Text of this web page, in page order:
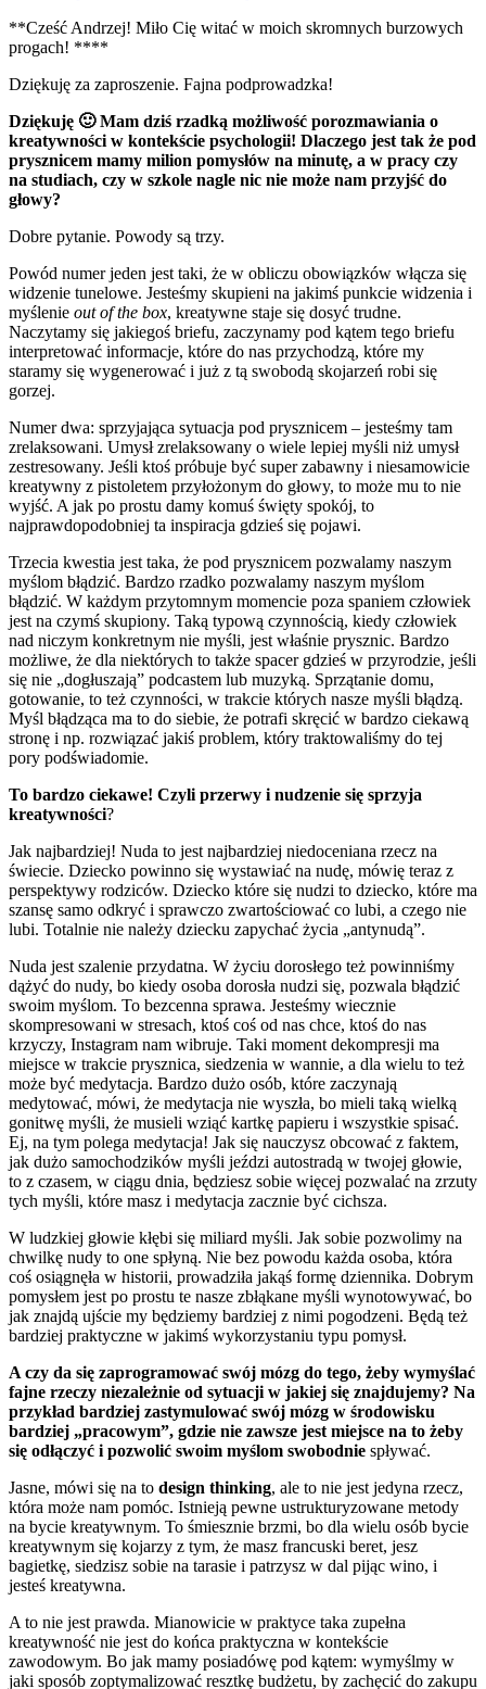
**Cześć Andrzej! Miło Cię witać w moich skromnych burzowych
progach! ****
Dziękuję za zaproszenie. Fajna podprowadzka!
Dziękuję 🙂 Mam dziś rzadką możliwość porozmawiania o
kreatywności w kontekście psychologii! Dlaczego jest tak że pod
prysznicem mamy milion pomysłów na minutę, a w pracy czy
na studiach, czy w szkole nagle nic nie może nam przyjść do
głowy?
Dobre pytanie. Powody są trzy.
Powód numer jeden jest taki, że w obliczu obowiązków włącza się
widzenie tunelowe. Jesteśmy skupieni na jakimś punkcie widzenia i
myślenie out of the box, kreatywne staje się dosyć trudne.
Naczytamy się jakiegoś briefu, zaczynamy pod kątem tego briefu
interpretować informacje, które do nas przychodzą, które my
staramy się wygenerować i już z tą swobodą skojarzeń robi się
gorzej.
Numer dwa: sprzyjająca sytuacja pod prysznicem – jesteśmy tam
zrelaksowani. Umysł zrelaksowany o wiele lepiej myśli niż umysł
zestresowany. Jeśli ktoś próbuje być super zabawny i niesamowicie
kreatywny z pistoletem przyłożonym do głowy, to może mu to nie
wyjść. A jak po prostu damy komuś święty spokój, to
najprawdopodobniej ta inspiracja gdzieś się pojawi.
Trzecia kwestia jest taka, że pod prysznicem pozwalamy naszym
myślom błądzić. Bardzo rzadko pozwalamy naszym myślom
błądzić. W każdym przytomnym momencie poza spaniem człowiek
jest na czymś skupiony. Taką typową czynnością, kiedy człowiek
nad niczym konkretnym nie myśli, jest właśnie prysznic. Bardzo
możliwe, że dla niektórych to także spacer gdzieś w przyrodzie, jeśli
się nie „dogłuszają” podcastem lub muzyką. Sprzątanie domu,
gotowanie, to też czynności, w trakcie których nasze myśli błądzą.
Myśl błądząca ma to do siebie, że potrafi skręcić w bardzo ciekawą
stronę i np. rozwiązać jakiś problem, który traktowaliśmy do tej
pory podświadomie.
To bardzo ciekawe! Czyli przerwy i nudzenie się sprzyja
kreatywności?
Jak najbardziej! Nuda to jest najbardziej niedoceniana rzecz na
świecie. Dziecko powinno się wystawiać na nudę, mówię teraz z
perspektywy rodziców. Dziecko które się nudzi to dziecko, które ma
szansę samo odkryć i sprawczo zwartościować co lubi, a czego nie
lubi. Totalnie nie należy dziecku zapychać życia „antynudą”.
Nuda jest szalenie przydatna. W życiu dorosłego też powinniśmy
dążyć do nudy, bo kiedy osoba dorosła nudzi się, pozwala błądzić
swoim myślom. To bezcenna sprawa. Jesteśmy wiecznie
skompresowani w stresach, ktoś coś od nas chce, ktoś do nas
krzyczy, Instagram nam wibruje. Taki moment dekompresji ma
miejsce w trakcie prysznica, siedzenia w wannie, a dla wielu to też
może być medytacja. Bardzo dużo osób, które zaczynają
medytować, mówi, że medytacja nie wyszła, bo mieli taką wielką
gonitwę myśli, że musieli wziąć kartkę papieru i wszystkie spisać.
Ej, na tym polega medytacja! Jak się nauczysz obcować z faktem,
jak dużo samochodzików myśli jeździ autostradą w twojej głowie,
to z czasem, w ciągu dnia, będziesz sobie więcej pozwalać na zrzuty
tych myśli, które masz i medytacja zacznie być cichsza.
W ludzkiej głowie kłębi się miliard myśli. Jak sobie pozwolimy na
chwilkę nudy to one spłyną. Nie bez powodu każda osoba, która
coś osiągnęła w historii, prowadziła jakąś formę dziennika. Dobrym
pomysłem jest po prostu te nasze zbłąkane myśli wynotowywać, bo
jak znajdą ujście my będziemy bardziej z nimi pogodzeni. Będą też
bardziej praktyczne w jakimś wykorzystaniu typu pomysł.
A czy da się zaprogramować swój mózg do tego, żeby wymyślać
fajne rzeczy niezależnie od sytuacji w jakiej się znajdujemy? Na
przykład bardziej zastymulować swój mózg w środowisku
bardziej „pracowym”, gdzie nie zawsze jest miejsce na to żeby
się odłączyć i pozwolić swoim myślom swobodnie spływać.
Jasne, mówi się na to design thinking, ale to nie jest jedyna rzecz,
która może nam pomóc. Istnieją pewne ustrukturyzowane metody
na bycie kreatywnym. To śmiesznie brzmi, bo dla wielu osób bycie
kreatywnym się kojarzy z tym, że masz francuski beret, jesz
bagietkę, siedzisz sobie na tarasie i patrzysz w dal pijąc wino, i
jesteś kreatywna.
A to nie jest prawda. Mianowicie w praktyce taka zupełna
kreatywność nie jest do końca praktyczna w kontekście
zawodowym. Bo jak mamy posiadówę pod kątem: wymyślmy w
jaki sposób zoptymalizować resztkę budżetu, by zachęcić do zakupu